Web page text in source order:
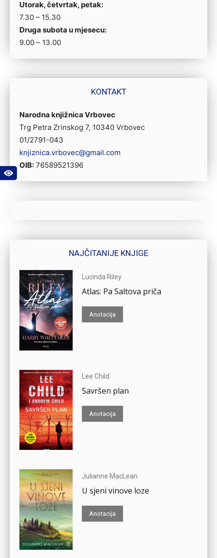
Utorak, četvrtak, petak:
7.30 – 15.30
Druga subota u mjesecu:
9.00 – 13.00
KONTAKT
Narodna knjižnica Vrbovec
Trg Petra Zrinskog 7, 10340 Vrbovec
01/2791-043
knjiznica.vrbovec@gmail.com
OIB: 76589521396
NAJČITANIJE KNJIGE
Lucinda Riley
Atlas: Pa Saltova priča
Anotacija
Lee Child
Savršen plan
Anotacija
Julianne MacLean
U sjeni vinove loze
Anotacija